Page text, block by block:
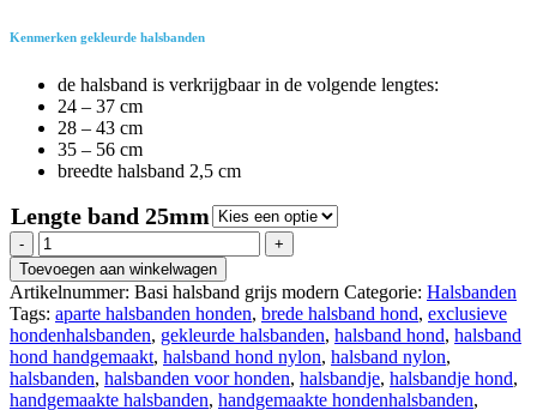
Kenmerken gekleurde halsbanden
de halsband is verkrijgbaar in de volgende lengtes:
24 – 37 cm
28 – 43 cm
35 – 56 cm
breedte halsband 2,5 cm
Lengte band 25mm
Regazi
halsband
grijs
modern
2,5
cm
aantal
Toevoegen aan winkelwagen
Artikelnummer: Basi halsband grijs modern Categorie: Halsbanden
Tags: aparte halsbanden honden, brede halsband hond, exclusieve
hondenhalsbanden, gekleurde halsbanden, halsband hond, halsband
hond handgemaakt, halsband hond nylon, halsband nylon,
halsbanden, halsbanden voor honden, halsbandje, halsbandje hond,
handgemaakte halsbanden, handgemaakte hondenhalsbanden,